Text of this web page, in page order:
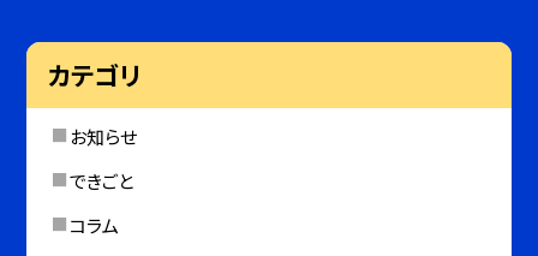
カテゴリ
お知らせ
できごと
コラム